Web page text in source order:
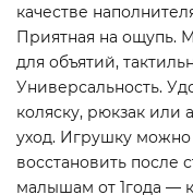
качестве
Приятная на ощупь.
для объятий,
Универсальность.
коляску, рюкзак или
уход. Игрушку можно
восстановить после
малышам от 1года —